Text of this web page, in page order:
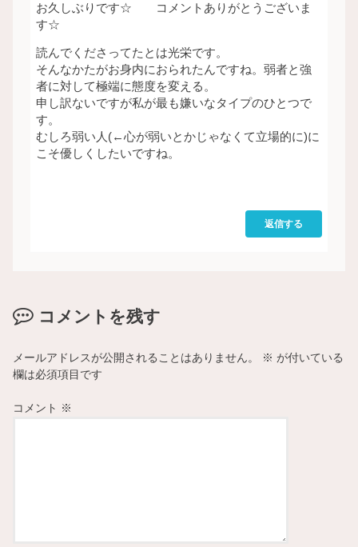
お久しぶりです☆ コメントありがとうございま
す☆
読んでくださってたとは光栄です。
そんなかたがお身内におられたんですね。弱者と強
者に対して極端に態度を変える。
申し訳ないですが私が最も嫌いなタイプのひとつで
す。
むしろ弱い人(←心が弱いとかじゃなくて立場的に)に
こそ優しくしたいですね。
返信する
コメントを残す
メールアドレスが公開されることはありません。 ※ が付いている
欄は必須項目です
コメント ※